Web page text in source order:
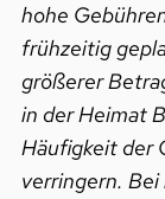
hohe
frühzeitig
größerer
in der Heimat
Häufigkeit der
verringern. Bei